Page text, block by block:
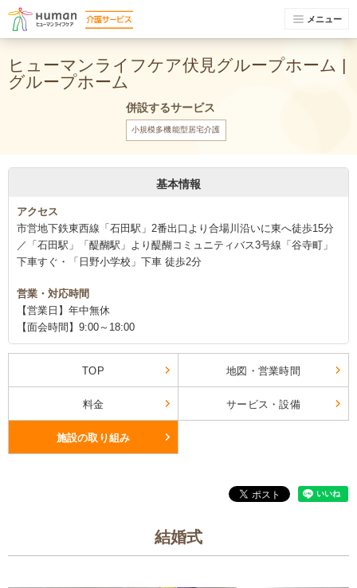
メニュー
ヒューマンライフケア伏見グループホーム |
グループホーム
併設するサービス
小規模多機能型居宅介護
基本情報
アクセス
市営地下鉄東西線「石田駅」2番出口より合場川沿いに東へ徒歩15分
／「石田駅」「醍醐駅」より醍醐コミュニティバス3号線「谷寺町」
下車すぐ・「日野小学校」下車 徒歩2分
営業・対応時間
【営業日】年中無休
【面会時間】9:00～18:00
TOP 地図・営業時間
料金 サービス・設備
施設の取り組み
結婚式